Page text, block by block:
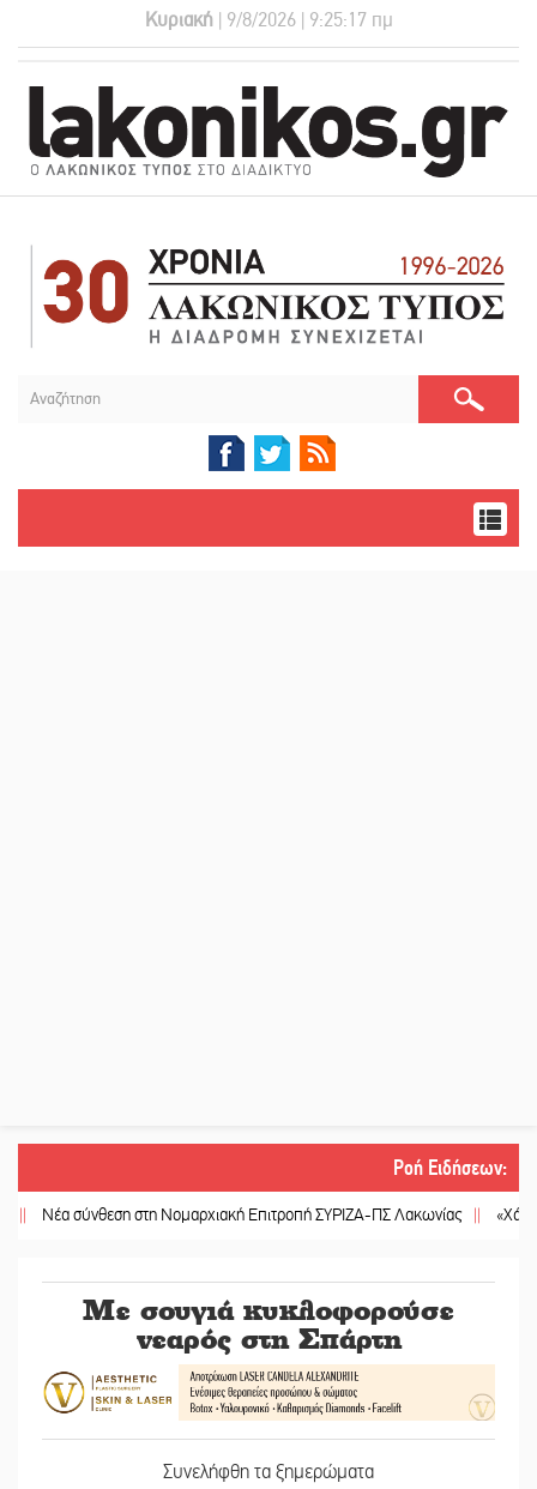
Κυριακή | 9/8/2026 | 9:25:18 πμ
Ροή Ειδήσεων:
σύνθεση στη Νομαρχιακή Επιτροπή ΣΥΡΙΖΑ-ΠΣ Λακωνίας || «Χάθηκε
Με σουγιά κυκλοφορούσε
νεαρός στη Σπάρτη
Συνελήφθη τα ξημερώματα